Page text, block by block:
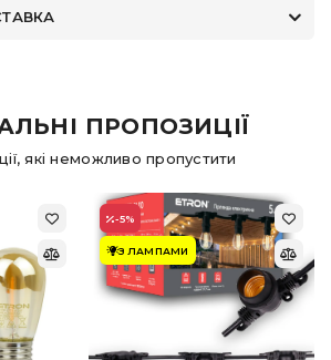
ПРОПОЗИЦІЇ
які неможливо пропустити
-5%
З ЛАМПАМИ